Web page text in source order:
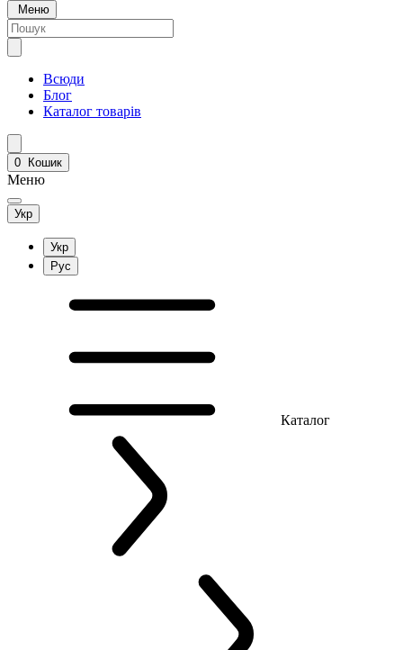
Меню
Всюди
Блог
Каталог товарів
0 Кошик
Меню
Укр
Укр
Рус
Каталог